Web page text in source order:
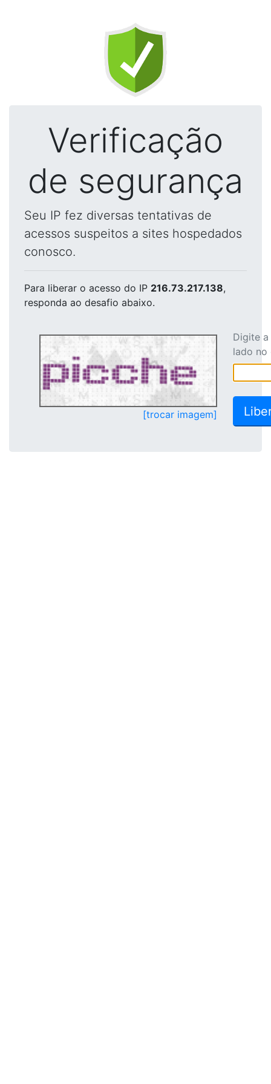
Verificação
de segurança
Seu IP fez diversas tentativas de
acessos suspeitos a sites hospedados
conosco.
Para liberar o acesso do IP 216.73.217.138,
responda ao desafio abaixo.
[trocar imagem]
Digite
lado no